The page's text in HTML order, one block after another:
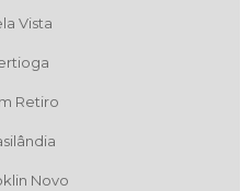
Vista
Retiro
Novo